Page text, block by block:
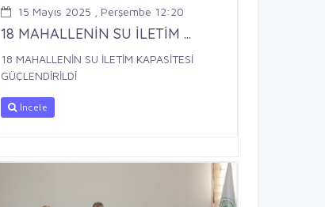
15 Mayıs 2025 , Perşembe 12:20
18 MAHALLENİN SU İLETİM ...
18 MAHALLENİN SU İLETİM KAPASİTESİ
GÜÇLENDİRİLDİ
İncele